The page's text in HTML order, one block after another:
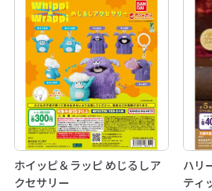
ホイッピ＆ラッピ めじるしア
クセサリー
ハリ
ティ